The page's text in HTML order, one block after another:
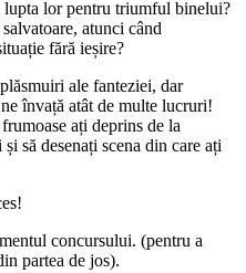
lor pentru triumful binelui?
atunci când
fără ieșire?
ale fanteziei, dar
învață atât de multe lucruri!
ați deprins de la
să desenați scena din care ați
concursului. (pentru a
partea de jos).